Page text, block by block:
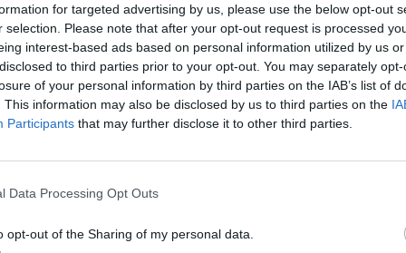
for targeted advertising by us, please use the below opt-out
selection. Please note that after your opt-out request is processed
interest-based ads based on personal information utilized by us
to third parties prior to your opt-out. You may separately
of your personal information by third parties on the IAB’s list of
This information may also be disclosed by us to third parties on the
Participants that may further disclose it to other third parties.
Data Processing Opt Outs
opt-out of the Sharing of my personal data.
pues activa nuestra motivación. La complicación
mi hijo no tenga la necesidad de jugar muy bien al fútbol,
de mi hijo, sino mía.
Tomar distancia es, pues, crucial para interpretar de
el desear que estén bien se convierte en una necesidad.
mucho para que estén bien a nuestra manera,
ocupación de su espaciofísico, emocional y mental.